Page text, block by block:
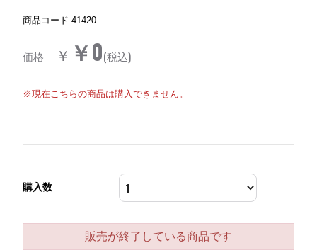
商品コード 41420
価格 ￥ ￥0(税込)
※現在こちらの商品は購入できません。
購入数
販売が終了している商品です